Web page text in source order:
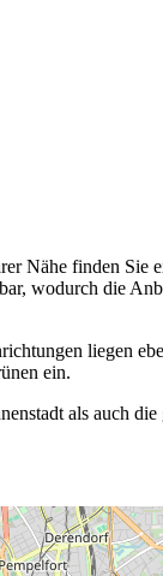
Nähe finden Sie
wodurch die
liegen
ein.
als auch